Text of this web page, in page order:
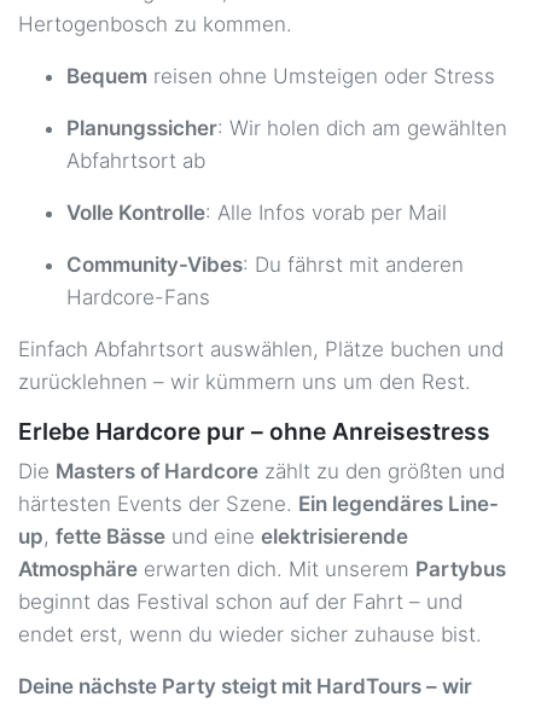
Bahnhofsvorplatz 1, 45721 Haltern
am See
Unionstrasse 2, 59065 Hamm 27.03.2027 ca. 08:45 Uhr
Bahnhofstraße 36, 74072
27.03.2027 ca. 03:15 Uhr
Homburg - Hbf
Bahnhofsplatz 5, 66424 Homburg
Ibbenbüren - Busbahnhof 59,00 €
Wilhelmstraße 11, 49477
27.03.2027 ca. 08:30 Uhr
Ingolstadt - ZOB 125,00 €
Esplanade 31, 85049 Ingolstadt 26.03.2027 ca. 23:15 Uhr
Kaiserslautern - Hbf 79,00 €
Bahnhofstraße 26, 67655
Kaiserslautern
27.03.2027 ca. 05:00 Uhr
Hinterm Hauptbahnhof 6, 76137
27.03.2027 ca. 03:45 Uhr
Hertogenbosch zu kommen.
Bequem reisen ohne Umsteigen oder Stress
Planungssicher: Wir holen dich am gewählten
Abfahrtsort ab
Volle Kontrolle: Alle Infos vorab per Mail
Community-Vibes: Du fährst mit anderen
Hardcore-Fans
Einfach Abfahrtsort auswählen, Plätze buchen und
zurücklehnen – wir kümmern uns um den Rest.
Erlebe Hardcore pur – ohne Anreisestress
Die Masters of Hardcore zählt zu den größten und
härtesten Events der Szene. Ein legendäres Line-
up, fette Bässe und eine elektrisierende
Atmosphäre erwarten dich. Mit unserem Partybus
beginnt das Festival schon auf der Fahrt – und
endet erst, wenn du wieder sicher zuhause bist.
Deine nächste Party steigt mit HardTours – wir